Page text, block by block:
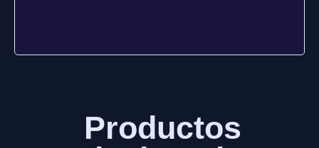
Productos